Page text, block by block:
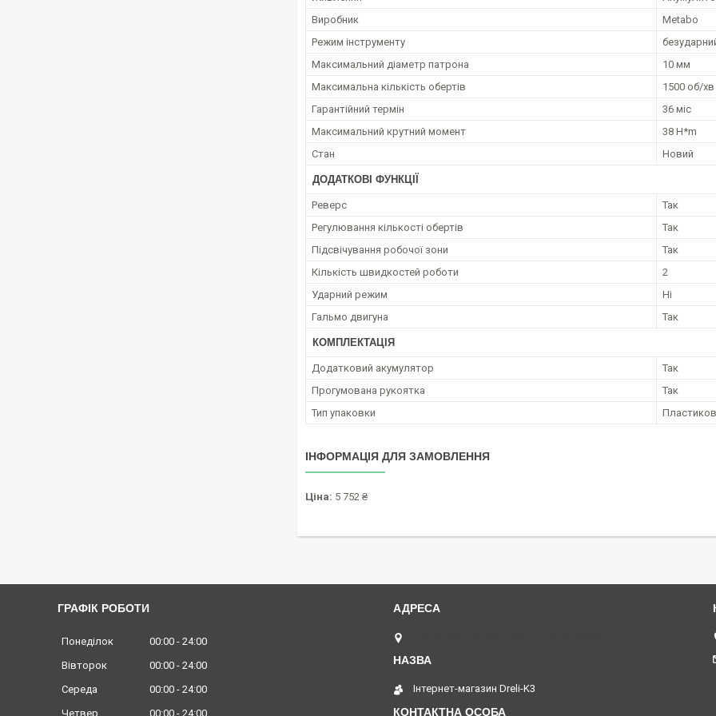
Виробник
Metabo
Режим інструменту
Максимальний діаметр патрона
10 мм
Максимальна кількість обертів
1500 об/хв
Гарантійний термін
36 міс
Максимальний крутний момент
38 H*m
Стан
Новий
ДОДАТКОВІ ФУНКЦІЇ
Реверс
Так
Регулювання кількості обертів
Так
Підсвічування робочої зони
Так
Кількість швидкостей роботи
2
Ударний режим
Ні
Гальмо двигуна
Так
КОМПЛЕКТАЦІЯ
Додатковий акумулятор
Так
Прогумована рукоятка
Так
Тип упаковки
ІНФОРМАЦІЯ ДЛЯ ЗАМОВЛЕННЯ
Ціна: 5 752 ₴
ГРАФІК РОБОТИ
Понеділок 00:00
24:00
Вівторок
00:00
24:00
Середа
00:00
24:00
Четвер
00:00 24:00
Інтернет-магазин Dreli-K3